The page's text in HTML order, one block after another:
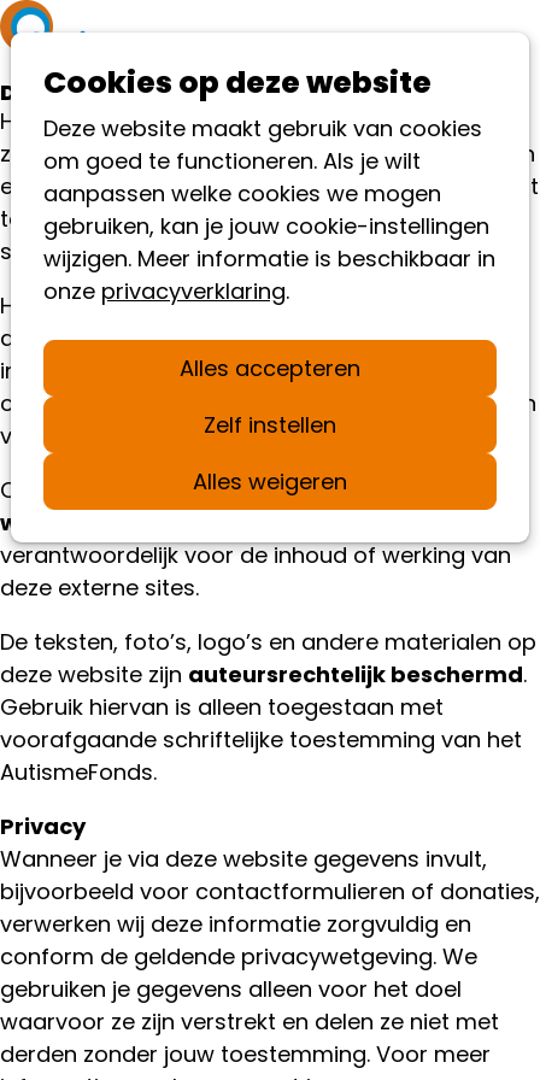
Cookies op deze website
Deze website maakt gebruik van cookies
om goed te functioneren. Als je wilt
aanpassen welke cookies we mogen
gebruiken, kan je jouw cookie-instellingen
wijzigen. Meer informatie is beschikbaar in
onze privacyverklaring.
Alles accepteren
Zelf instellen
Alles weigeren
Disclaimer
Het AutismeFonds besteedt de grootst mogelijke
zorg aan de inhoud van deze website. We streven
ernaar om alle informatie actueel, volledig en juist
te houden. Toch kunnen aan de inhoud van deze
sitegeen rechten worden ontleend.
Het AutismeFonds aanvaardt geen
aansprakelijkheid voor schade die direct of
indirect voortvloeit uit het gebruik van informatie
op deze website, of uit het niet goed functioneren
van de site.
Op deze website kunnenlinks naar externe
websites
verantwoordelijk voor de inhoud of werking van
deze externe sites.
De teksten, foto’s, logo’s en andere materialen op
deze website zijn auteursrechtelijk beschermd.
Gebruik hiervan is alleen toegestaan met
voorafgaande schriftelijke toestemming van het
AutismeFonds.
Privacy
Wanneer je via deze website gegevens invult,
bijvoorbeeld voor contactformulieren of donaties,
verwerken wij deze informatie zorgvuldig en
conform de geldende privacywetgeving. We
gebruiken je gegevens alleen voor het doel
waarvoor ze zijn verstrekt en delen ze niet met
derden zonder jouw toestemming. Voor meer